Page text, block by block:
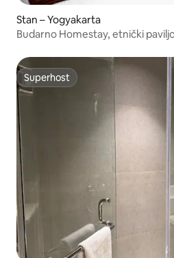
Stan – Yogyakarta
Budarno Homestay, etnički
Superhost
Superhost